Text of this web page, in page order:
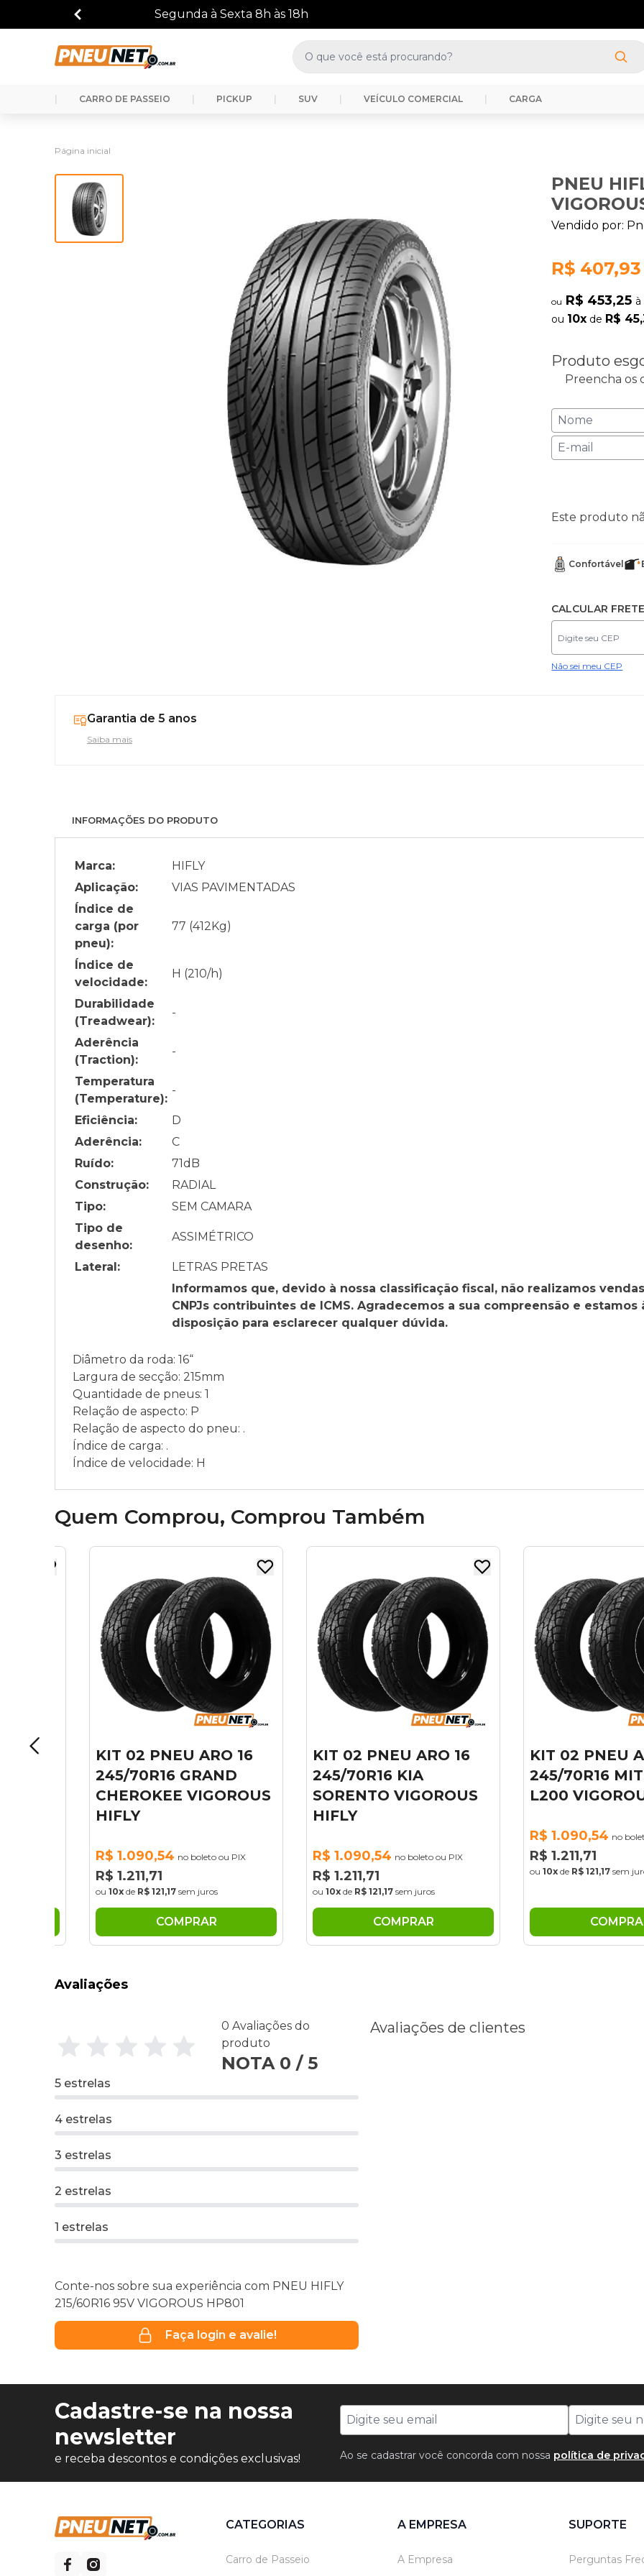
CARRO DE PASSEIO PICKUP SUV VEÍCULO COMERCIAL CARGA
Página inicial
PNEU
Vendido por:
R$ 407,93
ou R$ 453,25
ou 10x de R$
Produto
Preencha os
Este produto
Confortável
CALCULAR
Não sei meu CEP
Garantia de 5 anos
Saiba mais
INFORMAÇÕES DO PRODUTO
Marca:
HIFLY
Aplicação:
VIAS PAVIMENTADAS
Índice de
carga (por
pneu):
77 (412Kg)
Índice de
velocidade:
H (210/h)
Durabilidade
(Treadwear):
-
Aderência
(Traction):
-
Temperatura
(Temperature):
-
Eficiência:
D
Aderência:
C
Ruído:
71dB
Construção:
RADIAL
Tipo:
SEM CAMARA
Tipo de
desenho:
ASSIMÉTRICO
Lateral:
LETRAS PRETAS
Informamos que, devido à nossa classificação fiscal, não realizamos
CNPJs contribuintes de ICMS. Agradecemos a sua compreensão e estamos
disposição para esclarecer qualquer dúvida.
Diâmetro da roda: 16“
Largura de secção: 215mm
Quantidade de pneus: 1
Relação de aspecto: P
Relação de aspecto do pneu: .
Índice de carga: .
Índice de velocidade: H
Quem Comprou, Comprou Também
KIT 02 PNEU ARO 16
245/70R16 GRAND
CHEROKEE VIGOROUS
HIFLY
R$ 1.090,54 no boleto ou PIX
R$ 1.211,71
10xdeR$ 121,17sem juros
COMPRAR
KIT 02 PNEU ARO 16
245/70R16 KIA
SORENTO VIGOROUS
HIFLY
R$ 1.090,54 no boleto ou PIX
R$ 1.211,71
10xdeR$ 121,17sem juros
COMPRAR
KIT 02 PNEU
245/70R16
L200 VIGOROUS
R$ 1.090,54 no boleto ou
R$ 1.211,71
10xdeR$ 121,17sem juros
COMPRAR
Avaliações
0 Avaliações do
produto
NOTA 0 / 5
5 estrelas
4 estrelas
3 estrelas
2 estrelas
1 estrelas
Conte-nos sobre sua experiência com PNEU HIFLY
215/60R16 95V VIGOROUS HP801
Faça login e avalie!
Avaliações de clientes
Cadastre-se na nossa
newsletter
e receba descontos e condições exclusivas! Ao se cadastrar você concorda com nossa política de
CATEGORIAS
Carro de Passeio
A EMPRESA
A Empresa
SUPORTE
Perguntas